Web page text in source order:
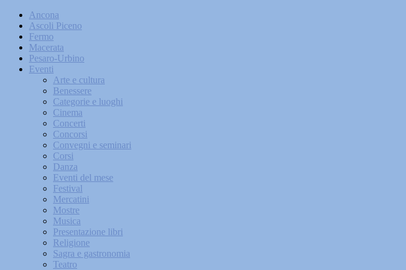
Ancona
Ascoli Piceno
Fermo
Macerata
Pesaro-Urbino
Eventi
Arte e cultura
Benessere
Categorie e luoghi
Cinema
Concerti
Concorsi
Convegni e seminari
Corsi
Danza
Eventi del mese
Festival
Mercatini
Mostre
Musica
Presentazione libri
Religione
Sagra e gastronomia
Teatro